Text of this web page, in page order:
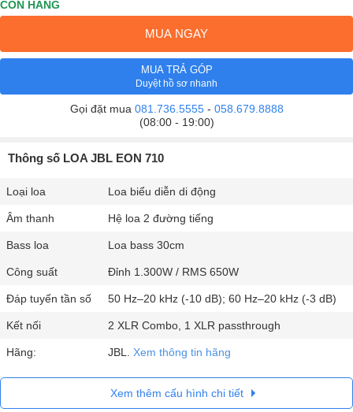
CÒN HÀNG
MUA NGAY
MUA TRẢ GÓP
Duyệt hồ sơ nhanh
Gọi đặt mua 081.736.5555- 058.679.8888
(08:00 - 19:00)
Thông số LOA JBL EON 710
Loại loa Loa biểu diễn di động
Âm thanh Hệ loa 2 đường tiếng
Bass loa Loa bass 30cm
Công suất Đỉnh 1.300W / RMS 650W
Đáp tuyến tần số 50 Hz–20 kHz (-10 dB); 60 Hz–20 kHz (-3 dB)
Kết nối 2 XLR Combo, 1 XLR passthrough
Hãng: JBL. Xem thông tin hãng
Xem thêm cấu hình chi tiết